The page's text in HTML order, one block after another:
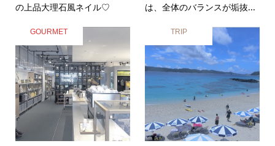
の上品大理石風ネイル♡
は、全体のバランスが垢抜...
GOURMET TRIP